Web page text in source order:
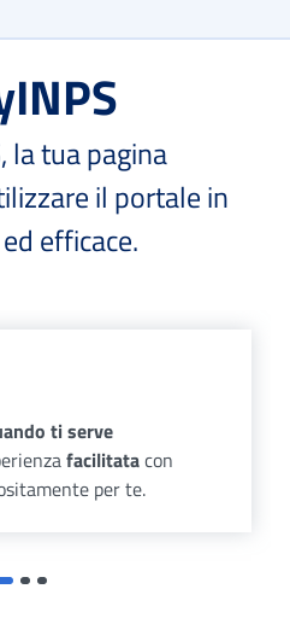
la tua pagina
il portale in
efficace.
ti serve
facilitatacon
per te.